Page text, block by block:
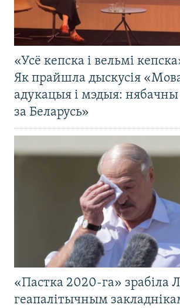
«Усё кепска і вельмі
Як прайшла дыскусія
адукацыя і мэдыя:
за Беларусь»
«Пастка 2020-га» зрабіла
геапалітычным